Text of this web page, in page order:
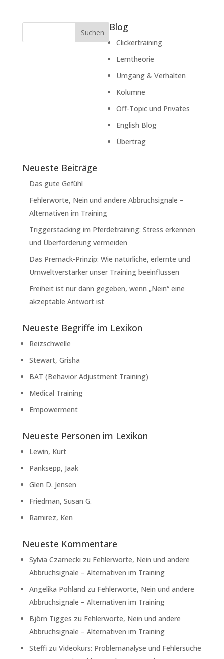
Suchen Blog
Clickertraining
Lerntheorie
Umgang & Verhalten
Kolumne
Off-Topic und Privates
English Blog
Übertrag
Neueste Beiträge
Das gute Gefühl
Fehlerworte, Nein und andere Abbruchsignale –
Alternativen im Training
Triggerstacking im Pferdetraining: Stress erkennen
und Überforderung vermeiden
Das Premack-Prinzip: Wie natürliche, erlernte und
Umweltverstärker unser Training beeinflussen
Freiheit ist nur dann gegeben, wenn „Nein“ eine
akzeptable Antwort ist
Neueste Begriffe im Lexikon
Reizschwelle
Stewart, Grisha
BAT (Behavior Adjustment Training)
Medical Training
Empowerment
Neueste Personen im Lexikon
Lewin, Kurt
Panksepp, Jaak
Glen D. Jensen
Friedman, Susan G.
Ramirez, Ken
Neueste Kommentare
Sylvia Czarnecki zu Fehlerworte, Nein und andere
Abbruchsignale – Alternativen im Training
Angelika Pohland zu Fehlerworte, Nein und andere
Abbruchsignale – Alternativen im Training
Björn Tigges zu Fehlerworte, Nein und andere
Abbruchsignale – Alternativen im Training
Steffizu Videokurs: Problemanalyse und Fehlersuche